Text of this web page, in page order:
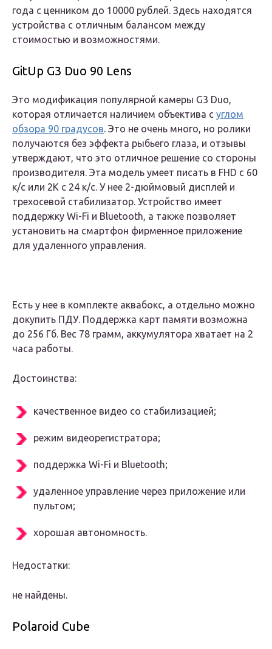
года с ценником до 10000 рублей. Здесь находятся
устройства с отличным балансом между
стоимостью и возможностями.
GitUp G3 Duo 90 Lens
Это модификация популярной камеры G3 Duo,
которая отличается наличием объектива с углом
обзора 90 градусов. Это не очень много, но ролики
получаются без эффекта рыбьего глаза, и отзывы
утверждают, что это отличное решение со стороны
производителя. Эта модель умеет писать в FHD с 60
к/с или 2K с 24 к/с. У нее 2-дюймовый дисплей и
трехосевой стабилизатор. Устройство имеет
поддержку Wi-Fi и Bluetooth, а также позволяет
установить на смартфон фирменное приложение
для удаленного управления.
Есть у нее в комплекте аквабокс, а отдельно можно
докупить ПДУ. Поддержка карт памяти возможна
до 256 Гб. Вес 78 грамм, аккумулятора хватает на 2
часа работы.
Достоинства:
качественное видео со стабилизацией;
режим видеорегистратора;
поддержка Wi-Fi и Bluetooth;
удаленное управление через приложение или
пультом;
хорошая автономность.
Недостатки:
не найдены.
Polaroid Cube